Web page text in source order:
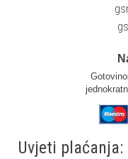
Uvjeti plaćanja: